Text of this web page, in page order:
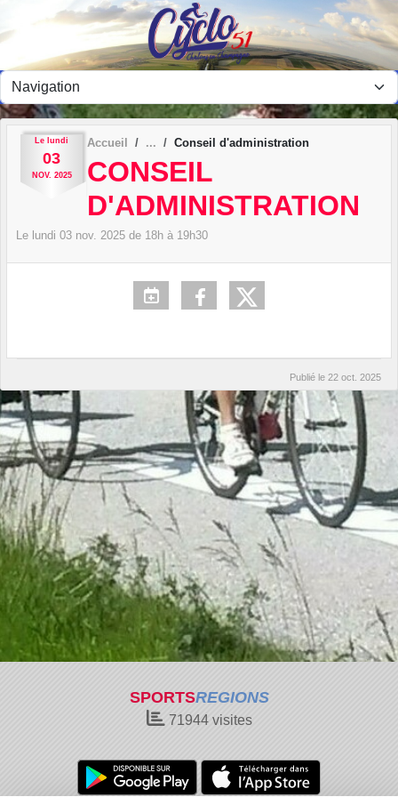
Le lundi
03
NOV. 2025
Accueil Conseil d'administration
CONSEIL
D'ADMINISTRATION
Le lundi 03 nov. 2025 de 18h à 19h30
Publié le 22 oct. 2025
SPORTSREGIONS
71944visites
Panneau de gestion des cookies